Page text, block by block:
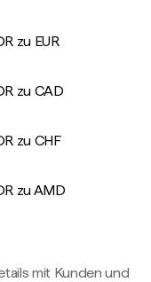
zu EUR
zu CAD
zu CHF
zu AMD
mit Kunden und